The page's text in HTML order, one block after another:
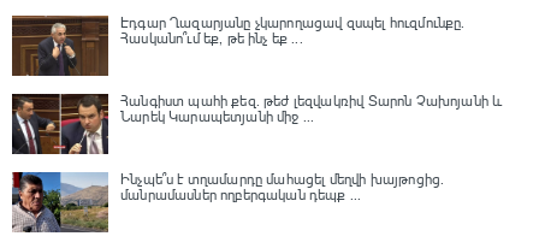
Էդգար Ղազարյանը չկարողացավ զսպել հուզմունքը.
Հասկանո՞ւմ եք, թե ինչ եք ...
Հանգիստ պահի քեզ. թեժ լեզվակռիվ Տարոն Չախոյանի և
Նարեկ Կարապետյանի միջ ...
Ինչպե՞ս է տղամարդը մահացել մեղվի խայթոցից.
մանրամասներ ողբերգական դեպք ...